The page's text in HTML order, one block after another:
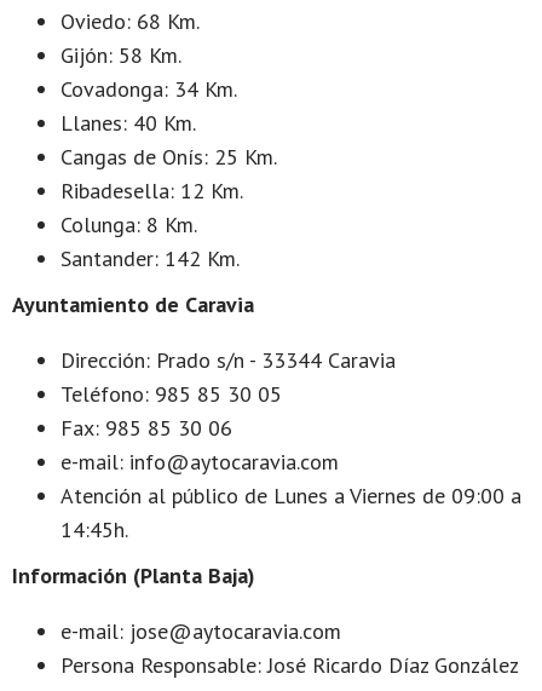
Oviedo: 68 Km.
Gijón: 58 Km.
Covadonga: 34 Km.
Llanes: 40 Km.
Cangas de Onís: 25 Km.
Ribadesella: 12 Km.
Colunga: 8 Km.
Santander: 142 Km.
Ayuntamiento de Caravia
Dirección: Prado s/n - 33344 Caravia
Teléfono: 985 85 30 05
Fax: 985 85 30 06
e-mail: info@aytocaravia.com
Atención al público de Lunes a Viernes de 09:00 a
14:45h.
Información (Planta Baja)
e-mail: jose@aytocaravia.com
Persona Responsable: José Ricardo Díaz González